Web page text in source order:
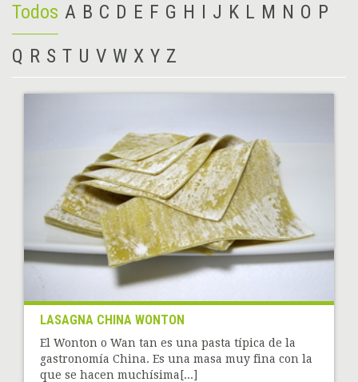
Todos A B C D E F G H I J K L M N O P
Q R S T U V W X Y Z
LASAGNA CHINA WONTON
El Wonton o Wan tan es una pasta típica de la
gastronomía China. Es una masa muy fina con la
que se hacen muchísima[...]